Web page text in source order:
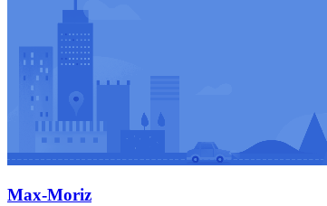
Max-Moriz